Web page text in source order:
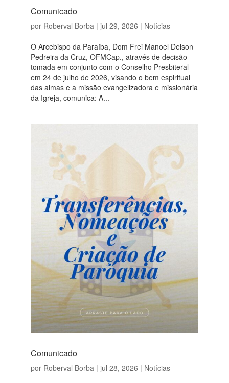
Comunicado
por Roberval Borba | jul 29, 2026 | Notícias
O Arcebispo da Paraíba, Dom Frei Manoel Delson
Pedreira da Cruz, OFMCap., através de decisão
tomada em conjunto com o Conselho Presbiteral
em 24 de julho de 2026, visando o bem espiritual
das almas e a missão evangelizadora e missionária
da Igreja, comunica: A...
Comunicado
por Roberval Borba| jul 28, 2026 | Notícias